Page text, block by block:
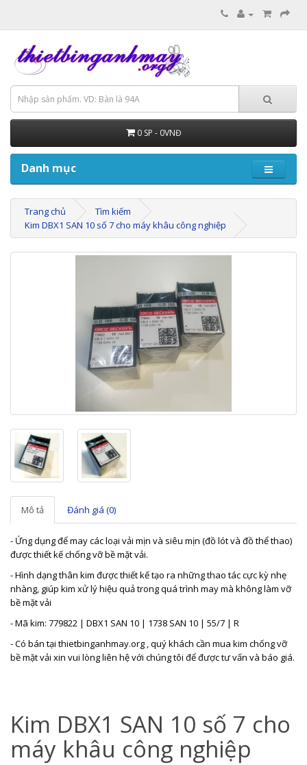
0 SP - 0VNĐ
Danh mục
Trang chủ
Tìm kiếm
Kim DBX1 SAN 10 số 7 cho máy khâu công nghiệp
Mô tả Đánh giá (0)
- Ứng dụng để may các loại vải mịn và siêu mịn (đồ lót và đồ thể thao)
được thiết kế chống vỡ bề mặt vải.
- Hình dạng thân kim được thiết kế tạo ra những thao tác cực kỳ nhẹ
nhàng, giúp kim xử lý hiệu quả trong quá trình may mà không làm vỡ
bề mặt vải
- Mã kim: 779822 | DBX1 SAN 10 | 1738 SAN 10 | 55/7 | R
- Có bán tại thietbinganhmay.org , quý khách cần mua kim chống vỡ
bề mặt vải xin vui lòng liên hệ với chúng tôi để được tư vấn và báo giá.
Kim DBX1 SAN 10 số 7 cho
máy khâu công nghiệp